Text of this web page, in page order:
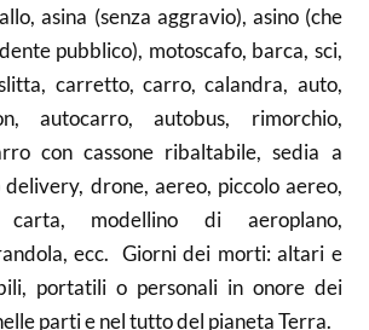
asina (senza aggravio), asino (che
pubblico), motoscafo, barca, sci,
carretto, carro, calandra, auto,
autocarro, autobus, rimorchio,
con cassone ribaltabile, sedia a
drone, aereo, piccolo aereo,
modellino di aeroplano,
ecc. Giorni dei morti: altari e
portatili o personali in onore dei
parti e nel tutto del pianeta Terra.